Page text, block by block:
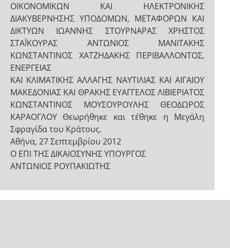
ΟΙΚΟΝΟΜΙΚΩΝ ΚΑΙ ΗΛΕΚΤΡΟΝΙΚΗΣ
ΔΙΑΚΥΒΕΡΝΗΣΗΣ ΥΠΟΔΟΜΩΝ, ΜΕΤΑΦΟΡΩΝ ΚΑΙ
ΔΙΚΤΥΩΝ ΙΩΑΝΝΗΣ ΣΤΟΥΡΝΑΡΑΣ ΧΡΗΣΤΟΣ
ΣΤΑΪΚΟΥΡΑΣ ΑΝΤΩΝΙΟΣ ΜΑΝΙΤΑΚΗΣ
ΚΩΝΣΤΑΝΤΙΝΟΣ ΧΑΤΖΗΔΑΚΗΣ ΠΕΡΙΒΑΛΛΟΝΤΟΣ,
ΕΝΕΡΓΕΙΑΣ
ΚΑΙ ΚΛΙΜΑΤΙΚΗΣ ΑΛΛΑΓΗΣ ΝΑΥΤΙΛΙΑΣ ΚΑΙ ΑΙΓΑΙΟΥ
ΜΑΚΕΔΟΝΙΑΣ ΚΑΙ ΘΡΑΚΗΣ ΕΥΑΓΓΕΛΟΣ ΛΙΒΙΕΡΙΑΤΟΣ
ΚΩΝΣΤΑΝΤΙΝΟΣ ΜΟΥΣΟΥΡΟΥΛΗΣ ΘΕΟΔΩΡΟΣ
ΚΑΡΑΟΓΛΟΥ Θεωρήθηκε και τέθηκε η Μεγάλη
Σφραγίδα του Κράτους.
Αθήνα, 27 Σεπτεμβρίου 2012
Ο ΕΠΙ ΤΗΣ ΔΙΚΑΙΟΣΥΝΗΣ ΥΠΟΥΡΓΟΣ
ΑΝΤΩΝΙΟΣ ΡΟΥΠΑΚΙΩΤΗΣ